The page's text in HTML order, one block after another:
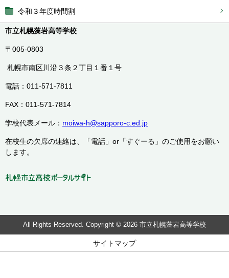
令和３年度時間割
市立札幌藻岩高等学校
〒005-0803
札幌市南区川沿３条２丁目１番１号
電話：011-571-7811
FAX：011-571-7814
学校代表メール： moiwa-h@sapporo-c.ed.jp
在校生の欠席の連絡は、「電話」or「すぐーる」のご使用をお願い
します。
All Rights Reserved. Copyright © 2026 市立札幌藻岩高等学校
サイトマップ